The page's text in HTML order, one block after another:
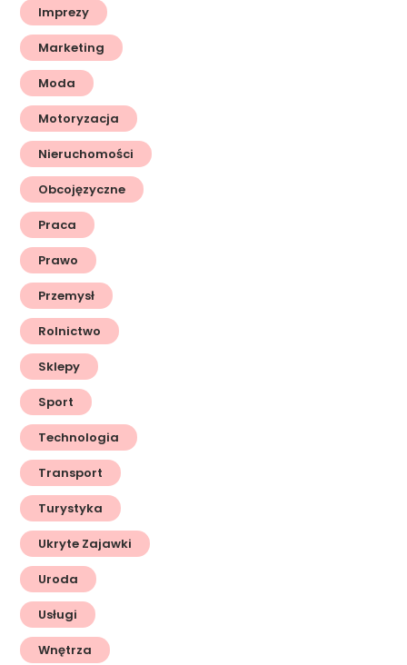
Imprezy
Marketing
Moda
Motoryzacja
Nieruchomości
Obcojęzyczne
Praca
Prawo
Przemysł
Rolnictwo
Sklepy
Sport
Technologia
Transport
Turystyka
Ukryte Zajawki
Uroda
Usługi
Wnętrza